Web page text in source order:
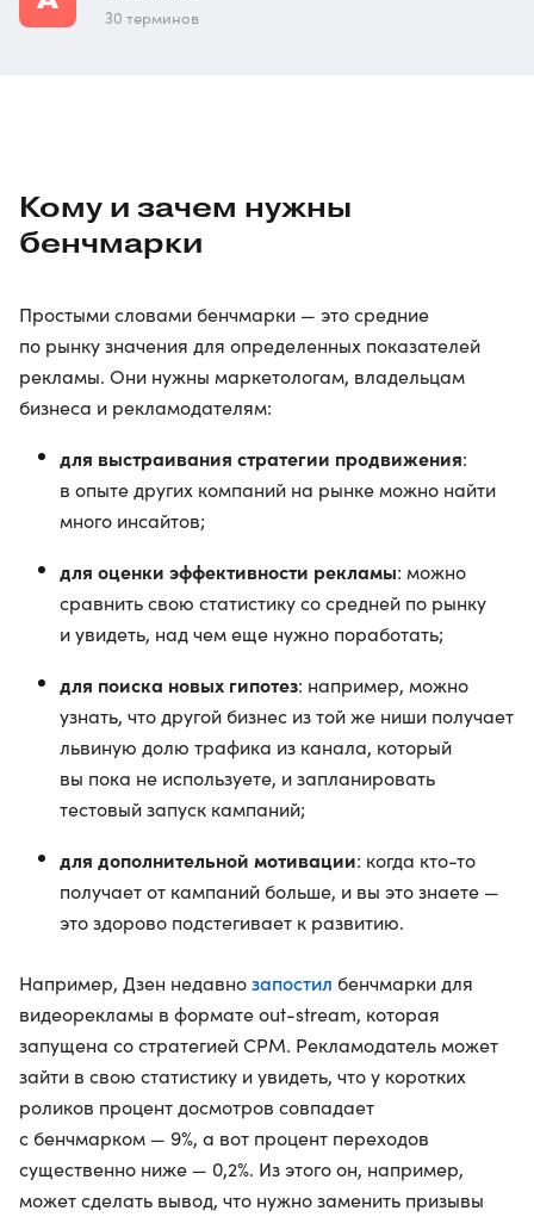
30 терминов
Кому и зачем нужны
бенчмарки
Простыми словами бенчмарки — это средние
по рынку значения для определенных показателей
рекламы. Они нужны маркетологам, владельцам
бизнеса и рекламодателям:
для выстраивания стратегии продвижения:
в опыте других компаний на рынке можно найти
много инсайтов;
для оценки эффективности рекламы: можно
сравнить свою статистику со средней по рынку
и увидеть, над чем еще нужно поработать;
для поиска новых гипотез: например, можно
узнать, что другой бизнес из той же ниши получает
львиную долю трафика из канала, который
вы пока не используете, и запланировать
тестовый запуск кампаний;
для дополнительной мотивации: когда кто-то
получает от кампаний больше, и вы это знаете —
это здорово подстегивает к развитию.
Например, Дзен недавнозапостил бенчмарки для
видеорекламы в формате out-stream, которая
запущена со стратегией CPM. Рекламодатель может
зайти в свою статистику и увидеть, что у коротких
роликов процент досмотров совпадает
с бенчмарком — 9%, а вот процент переходов
существенно ниже — 0,2%. Из этого он, например,
может сделать вывод, что нужно заменить призывы